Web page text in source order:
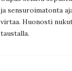
ja sensuroimatonta
virtaa. Huonosti
taustalla.